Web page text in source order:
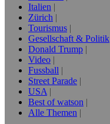
Italien
Zürich
Tourismus
Gesellschaft & Politik
Donald Trump
Video
Fussball
Street Parade
USA
Best of watson
Alle Themen